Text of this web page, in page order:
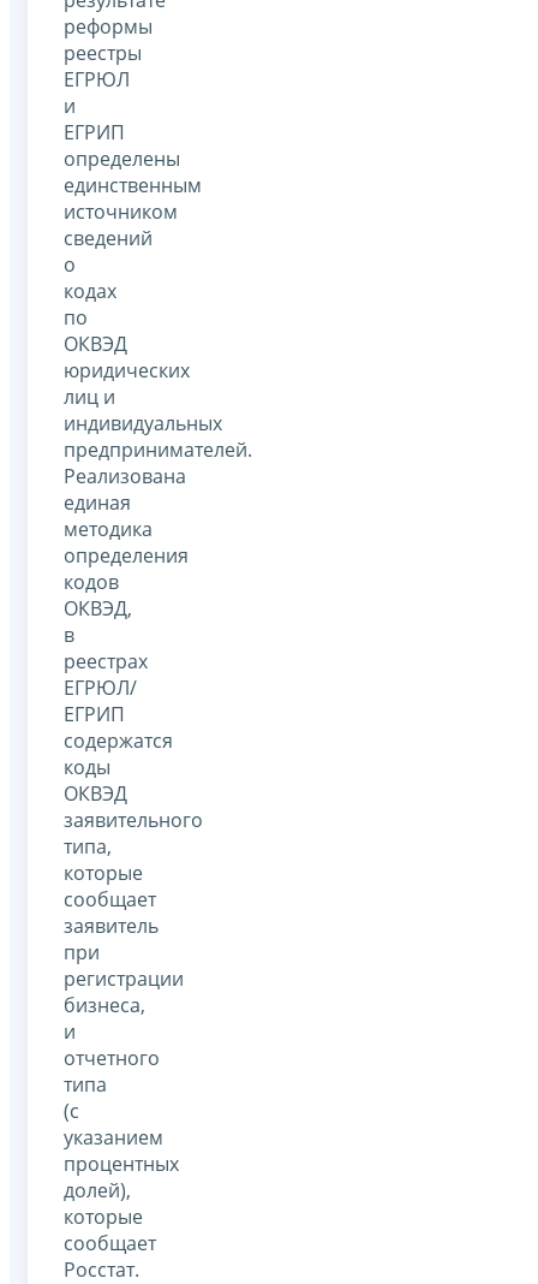
реформы
реестры
ЕГРЮЛ
и
ЕГРИП
определены
единственным
источником
сведений
о
кодах
по
ОКВЭД
юридических
лиц и
индивидуальных
предпринимателей.
Реализована
единая
методика
определения
кодов
ОКВЭД,
в
реестрах
ЕГРЮЛ/
ЕГРИП
содержатся
коды
ОКВЭД
заявительного
типа,
которые
сообщает
заявитель
при
регистрации
бизнеса,
и
отчетного
типа
(с
указанием
процентных
долей),
которые
сообщает
Росстат.